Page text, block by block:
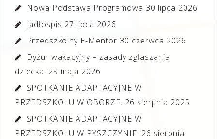
Nowa Podstawa Programowa 30 lipca 2026
Jadłospis 27 lipca 2026
Przedszkolny E-Mentor 30 czerwca 2026
Dyżur wakacyjny – zasady zgłaszania
dziecka. 29 maja 2026
SPOTKANIE ADAPTACYJNE W
PRZEDSZKOLU W OBORZE. 26 sierpnia 2025
SPOTKANIE ADAPTACYJNE W
PRZEDSZKOLU W PYSZCZYNIE. 26 sierpnia